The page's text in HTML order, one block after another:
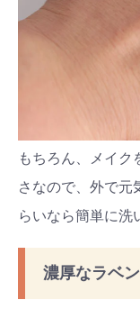
もちろん、メイク
さなので、外で元
らいなら簡単に洗
濃厚なラベ